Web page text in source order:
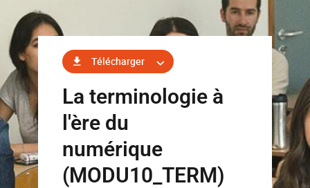
Télécharger
La terminologie à
l'ère du
numérique
(MODU10_TERM)